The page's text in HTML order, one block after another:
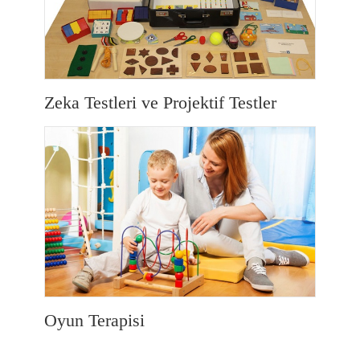
Zeka Testleri ve Projektif Testler
Oyun Terapisi